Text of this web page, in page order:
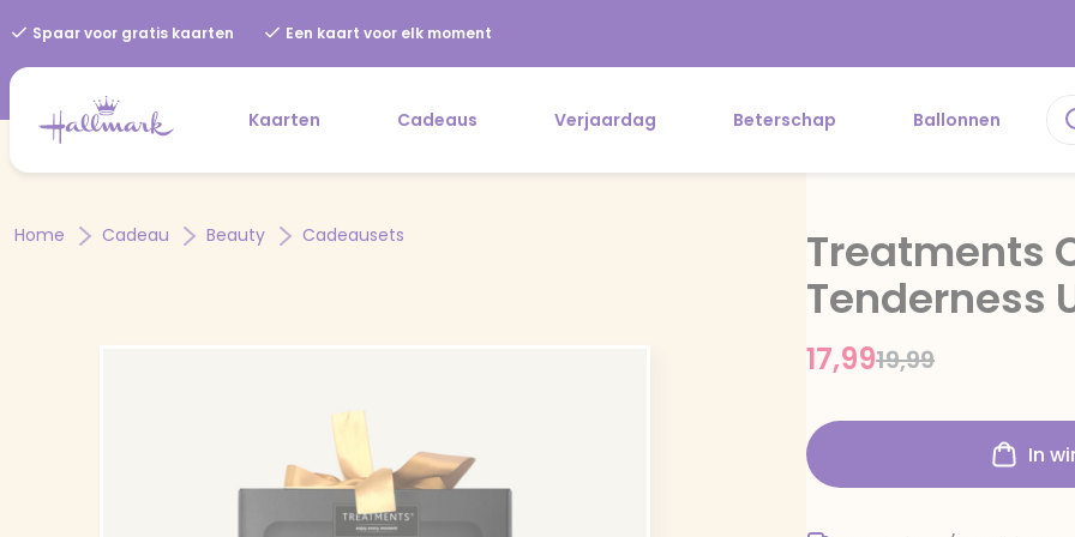
Spaar voor gratis kaarten Een kaart voor elk moment
Kaarten Cadeaus Verjaardag Beterschap Ballonnen
Home Cadeau Beauty Cadeausets
Treatments
Tenderness
Price reduced
19,99to
17,99
In